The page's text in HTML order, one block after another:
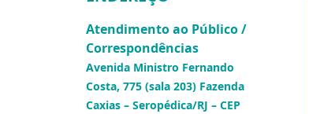
Atendimento ao Público /
Correspondências
Avenida Ministro Fernando
Costa, 775 (sala 203) Fazenda
Caxias – Seropédica/RJ – CEP